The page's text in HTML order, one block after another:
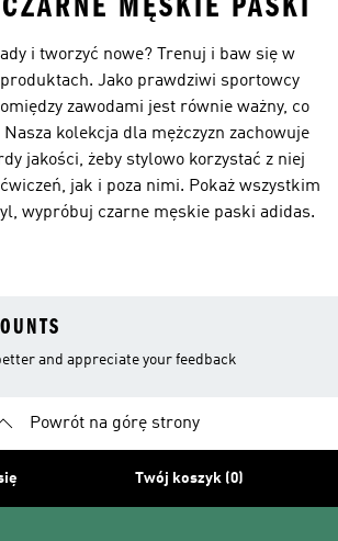
i tworzyć nowe? Trenuj i baw się w
Jako prawdziwi sportowcy
zawodami jest równie ważny, co
kolekcja dla mężczyzn zachowuje
jakości, żeby stylowo korzystać z niej
jak i poza nimi. Pokaż wszystkim
wypróbuj czarne męskie paski adidas.
and appreciate your feedback
Powrót na górę strony
Twój koszyk (0)